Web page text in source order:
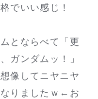
でいい感じ！
とならべて「更
ガンダムッ！」
像してニヤニヤ
りましたｗ←お